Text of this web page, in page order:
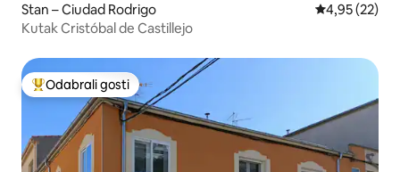
Stan – Ciudad Rodrigo Prosječna
4,95 (22)
Kutak Cristóbal de Castillejo
Među najviše rangiranima s oznakom „Odabrali gosti”
Odabrali gosti